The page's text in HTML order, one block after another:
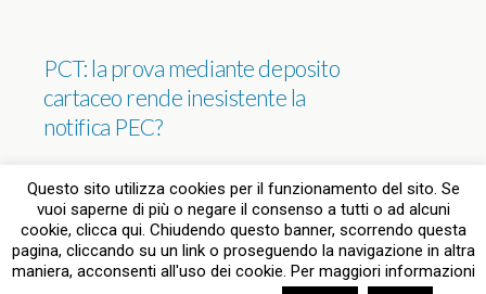
PCT: la prova mediante deposito
cartaceo rende inesistente la
notifica PEC?
Torna su
Questo sito utilizza cookies per il funzionamento del sito. Se
vuoi saperne di più o negare il consenso a tutti o ad alcuni
cookie, clicca qui. Chiudendo questo banner, scorrendo questa
pagina, cliccando su un link o proseguendo la navigazione in altra
maniera, acconsenti all'uso dei cookie. Per maggiori informazioni